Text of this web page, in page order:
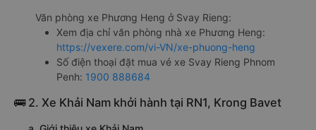
Văn phòng xe Phương Heng ở Svay Rieng:
Xem địa chỉ văn phòng nhà xe Phương Heng:
https://vexere.com/vi-VN/xe-phuong-heng
Số điện thoại đặt mua vé xe Svay Rieng Phnom
Penh: 1900 888684
🚌 2. Xe Khải Nam khởi hành tại RN1, Krong Bavet